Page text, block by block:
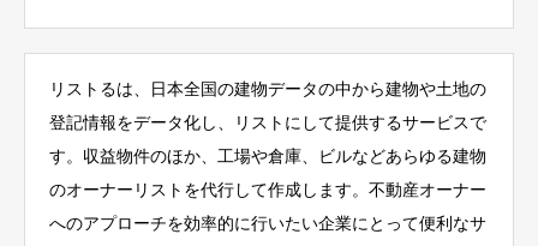
リストるは、日本全国の建物データの中から建物や土地の
登記情報をデータ化し、リストにして提供するサービスで
す。収益物件のほか、工場や倉庫、ビルなどあらゆる建物
のオーナーリストを代行して作成します。不動産オーナー
へのアプローチを効率的に行いたい企業にとって便利なサ